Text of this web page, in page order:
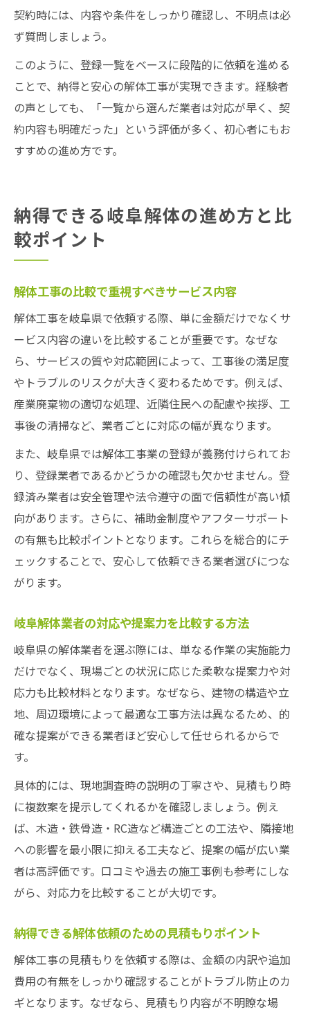
契約時には、内容や条件をしっかり確認し、不明点は必
ず質問しましょう。
このように、登録一覧をベースに段階的に依頼を進める
ことで、納得と安心の解体工事が実現できます。経験者
の声としても、「一覧から選んだ業者は対応が早く、契
約内容も明確だった」という評価が多く、初心者にもお
すすめの進め方です。
納得できる岐阜解体の進め方と比
較ポイント
解体工事の比較で重視すべきサービス内容
解体工事を岐阜県で依頼する際、単に金額だけでなくサ
ービス内容の違いを比較することが重要です。なぜな
ら、サービスの質や対応範囲によって、工事後の満足度
やトラブルのリスクが大きく変わるためです。例えば、
産業廃棄物の適切な処理、近隣住民への配慮や挨拶、工
事後の清掃など、業者ごとに対応の幅が異なります。
また、岐阜県では解体工事業の登録が義務付けられてお
り、登録業者であるかどうかの確認も欠かせません。登
録済み業者は安全管理や法令遵守の面で信頼性が高い傾
向があります。さらに、補助金制度やアフターサポート
の有無も比較ポイントとなります。これらを総合的にチ
ェックすることで、安心して依頼できる業者選びにつな
がります。
岐阜解体業者の対応や提案力を比較する方法
岐阜県の解体業者を選ぶ際には、単なる作業の実施能力
だけでなく、現場ごとの状況に応じた柔軟な提案力や対
応力も比較材料となります。なぜなら、建物の構造や立
地、周辺環境によって最適な工事方法は異なるため、的
確な提案ができる業者ほど安心して任せられるからで
す。
具体的には、現地調査時の説明の丁寧さや、見積もり時
に複数案を提示してくれるかを確認しましょう。例え
ば、木造・鉄骨造・RC造など構造ごとの工法や、隣接地
への影響を最小限に抑える工夫など、提案の幅が広い業
者は高評価です。口コミや過去の施工事例も参考にしな
がら、対応力を比較することが大切です。
納得できる解体依頼のための見積もりポイント
解体工事の見積もりを依頼する際は、金額の内訳や追加
費用の有無をしっかり確認することがトラブル防止のカ
ギとなります。なぜなら、見積もり内容が不明瞭な場